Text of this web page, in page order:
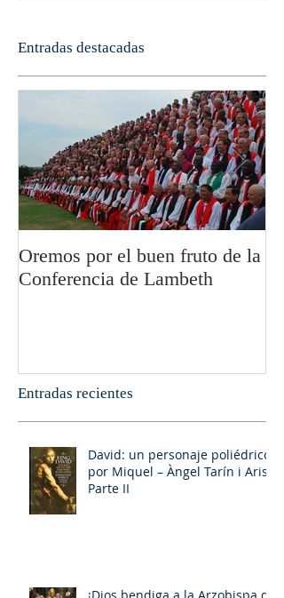
Entradas destacadas
Oremos por el buen fruto de la
Conferencia de Lambeth
Entradas recientes
David: un personaje poliédrico,
por Miquel – Àngel Tarín i Arisó
Parte II